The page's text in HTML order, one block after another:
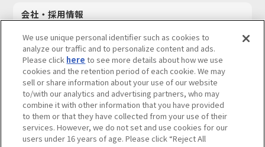
会社・採用情報
採用情報
サステナビリティ
お問い合わせ
ウェブサイトご利用条件 ソーシャルメディアポリシー
We use unique personal identifier such as cookies to
analyze our traffic and to personalize content and ads.
Please click here to see more details about how we use
cookies and the retention period of each cookie. We may
sell or share information about your use of our website
to/with our analytics and advertising partners, who may
combine it with other information that you have provided
to them or that they have collected from your use of their
services. However, we do not set and use cookies for our
users under 16 years of age. Please click “Reject All